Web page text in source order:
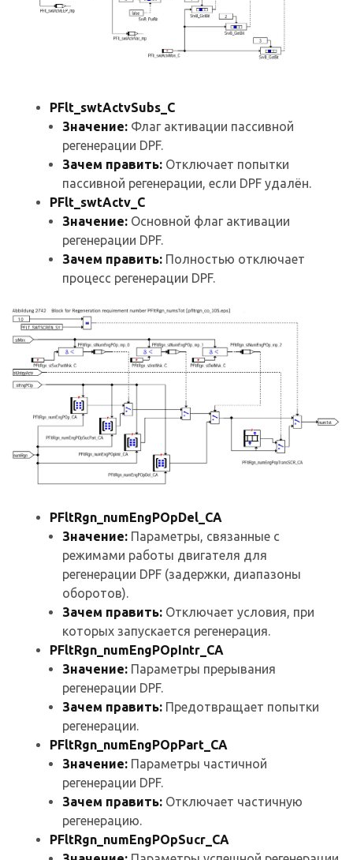
PFlt_swtActvSubs_C
Значение: Флаг активации пассивной
регенерации DPF.
Зачем править: Отключает попытки
пассивной регенерации, если DPF удалён.
PFlt_swtActv_C
Значение: Основной флаг активации
регенерации DPF.
Зачем править: Полностью отключает
процесс регенерации DPF.
PFltRgn_numEngPOpDel_CA
Значение: Параметры, связанные с
режимами работы двигателя для
регенерации DPF (задержки, диапазоны
оборотов).
Зачем править: Отключает условия, при
которых запускается регенерация.
PFltRgn_numEngPOpIntr_CA
Значение: Параметры прерывания
регенерации DPF.
Зачем править: Предотвращает попытки
регенерации.
PFltRgn_numEngPOpPart_CA
Значение: Параметры частичной
регенерации DPF.
Зачем править: Отключает частичную
регенерацию.
PFltRgn_numEngPOpSucr_CA